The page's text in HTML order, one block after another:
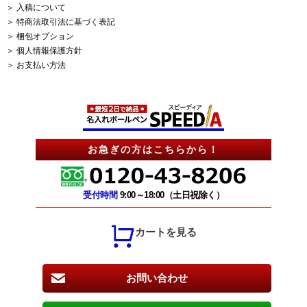
お急ぎの方はこちらから！
受付時間 9:00～18:00（土日祝除く）
カートを見る
お問い合わせ
＞ 入稿について
＞ 特商法取引法に基づく表記
＞ 梱包オプション
＞ 個人情報保護方針
＞ お支払い方法